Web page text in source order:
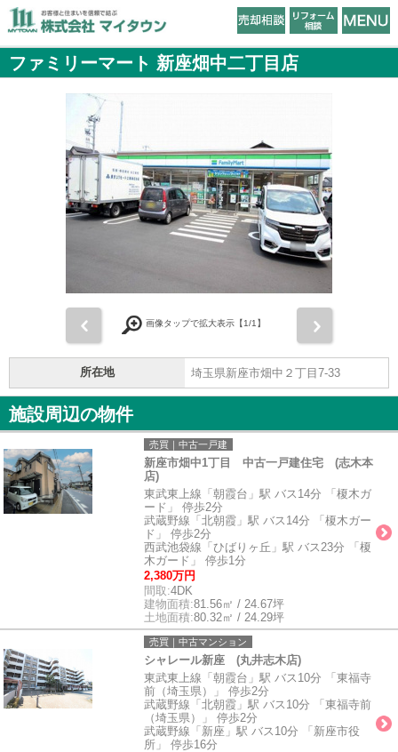
ファミリーマート 新座畑中二丁目店
画像タップで拡大表示【1/1】
所在地 埼玉県新座市畑中２丁目7-33
施設周辺の物件
売買｜中古一戸建
新座市畑中1丁目 中古一戸建住宅 (志木本
店)
東武東上線「朝霞台」駅 バス14分 「榎木ガ
ード」 停歩2分
武蔵野線「北朝霞」駅 バス14分 「榎木ガー
ド」 停歩2分
西武池袋線「ひばりヶ丘」駅 バス23分 「榎
木ガード」 停歩1分
2,380万円
間取:4DK
建物面積:81.56㎡ / 24.67坪
土地面積:80.32㎡ / 24.29坪
売買｜中古マンション
シャレール新座 (丸井志木店)
東武東上線「朝霞台」駅 バス10分 「東福寺
前（埼玉県）」 停歩2分
武蔵野線「北朝霞」駅 バス10分 「東福寺前
（埼玉県）」 停歩2分
武蔵野線「新座」駅 バス10分 「新座市役
所」 停歩16分